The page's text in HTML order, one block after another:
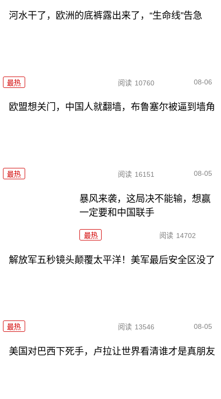
河水干了，欧洲的底裤露出来了，“生命线”告急
最热 阅读 10760 08-06
欧盟想关门，中国人就翻墙，布鲁塞尔被逼到墙角
最热 阅读 16151 08-05
暴风来袭，这局决不能输，想赢
一定要和中国联手
最热 阅读 14702
解放军五秒镜头颠覆太平洋！美军最后安全区没了
最热 阅读 13546 08-05
美国对巴西下死手，卢拉让世界看清谁才是真朋友